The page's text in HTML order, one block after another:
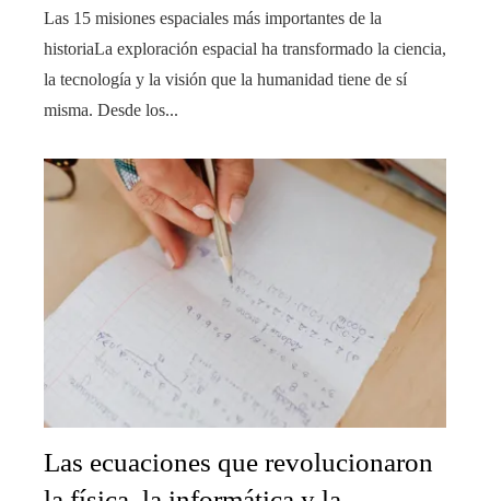
Las 15 misiones espaciales más importantes de la
historiaLa exploración espacial ha transformado la ciencia,
la tecnología y la visión que la humanidad tiene de sí
misma. Desde los...
Las ecuaciones que revolucionaron